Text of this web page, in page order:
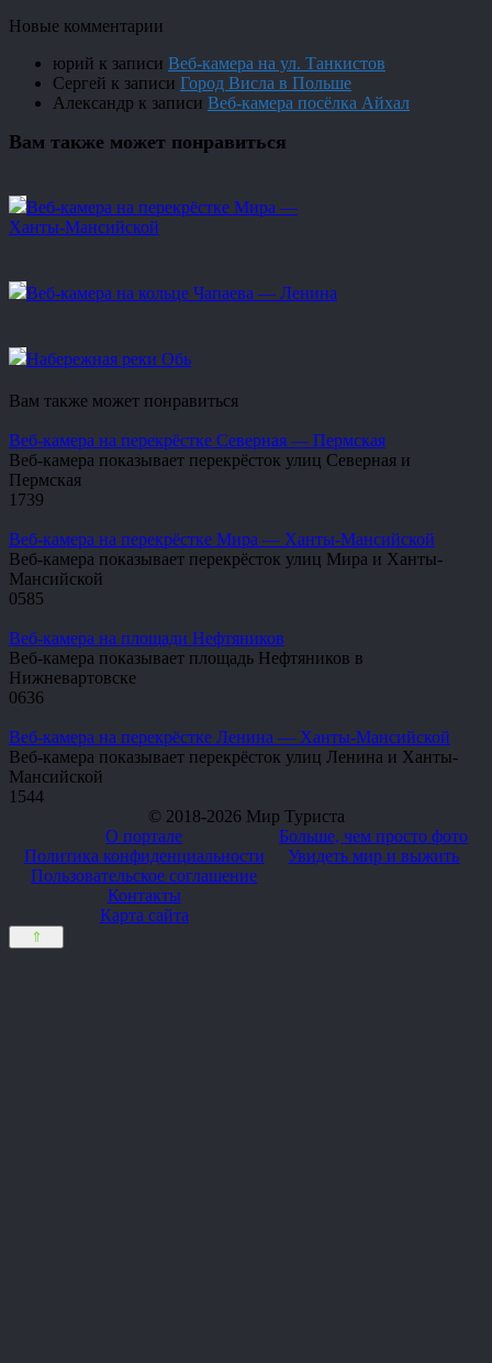
Новые комментарии
юрий к записи Веб-камера на ул. Танкистов
Сергей к записи Город Висла в Польше
Александр к записи Веб-камера посёлка Айхал
Вам также может понравиться
Веб-камера на перекрёстке Мира —
Ханты-Мансийской
Веб-камера на кольце Чапаева — Ленина
Набережная реки Обь
Вам также может понравиться
Веб-камера на перекрёстке Северная — Пермская
Веб-камера показывает перекрёсток улиц Северная и
Пермская
1 739
Веб-камера на перекрёстке Мира — Ханты-Мансийской
Веб-камера показывает перекрёсток улиц Мира и Ханты-
Мансийской
0585
Веб-камера на площади Нефтяников
Веб-камера показывает площадь Нефтяников в
Нижневартовске
0636
Веб-камера на перекрёстке Ленина — Ханты-Мансийской
Веб-камера показывает перекрёсток улиц Ленина и Ханты-
Мансийской
1 544
© 2018-2026 Мир Туриста
О портале
Политика конфиденциальности
Пользовательское соглашение
Контакты
Карта сайта
Больше, чем просто фото
Увидеть мир и выжить